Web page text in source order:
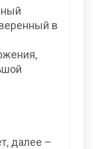
в
далее –